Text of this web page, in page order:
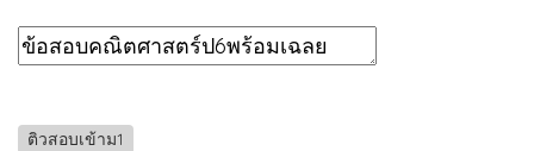
ติวสอบเข้าม1